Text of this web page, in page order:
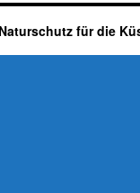
für die